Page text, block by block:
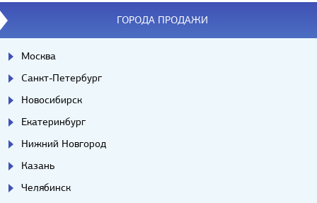
ГОРОДА ПРОДАЖИ
Москва
Санкт-Петербург
Новосибирск
Екатеринбург
Нижний Новгород
Казань
Челябинск